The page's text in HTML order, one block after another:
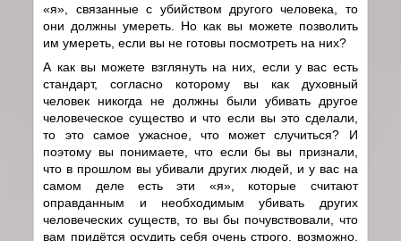
«я», связанные с убийством другого человека, то
они должны умереть. Но как вы можете позволить
им умереть, если вы не готовы посмотреть на них?
А как вы можете взглянуть на них, если у вас есть
стандарт, согласно которому вы как духовный
человек никогда не должны были убивать другое
человеческое существо и что если вы это сделали,
то это самое ужасное, что может случиться? И
поэтому вы понимаете, что если бы вы признали,
что в прошлом вы убивали других людей, и у вас на
самом деле есть эти «я», которые считают
оправданным и необходимым убивать других
человеческих существ, то вы бы почувствовали, что
вам придётся осудить себя очень строго, возможно,